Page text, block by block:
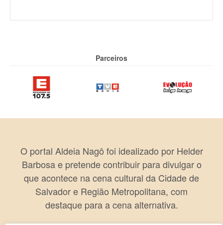
Parceiros
O portal Aldeia Nagô foi idealizado por Helder
Barbosa e pretende contribuir para divulgar o
que acontece na cena cultural da Cidade de
Salvador e Região Metropolitana, com
destaque para a cena alternativa.